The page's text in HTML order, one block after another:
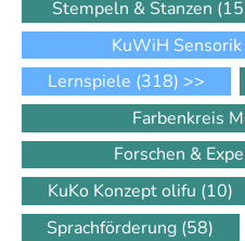
Stempeln & Stanzen
KuWiH
Lernspiele (318) >>
Farbenkreis
Forschen &
KuKo Konzept olifu (10)
Sprachförderung (58)